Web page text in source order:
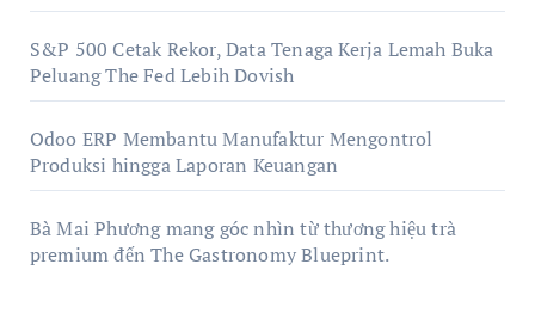
S&P 500 Cetak Rekor, Data Tenaga Kerja Lemah Buka
Peluang The Fed Lebih Dovish
Odoo ERP Membantu Manufaktur Mengontrol
Produksi hingga Laporan Keuangan
Bà Mai Phương mang góc nhìn từ thương hiệu trà
premium đến The Gastronomy Blueprint.